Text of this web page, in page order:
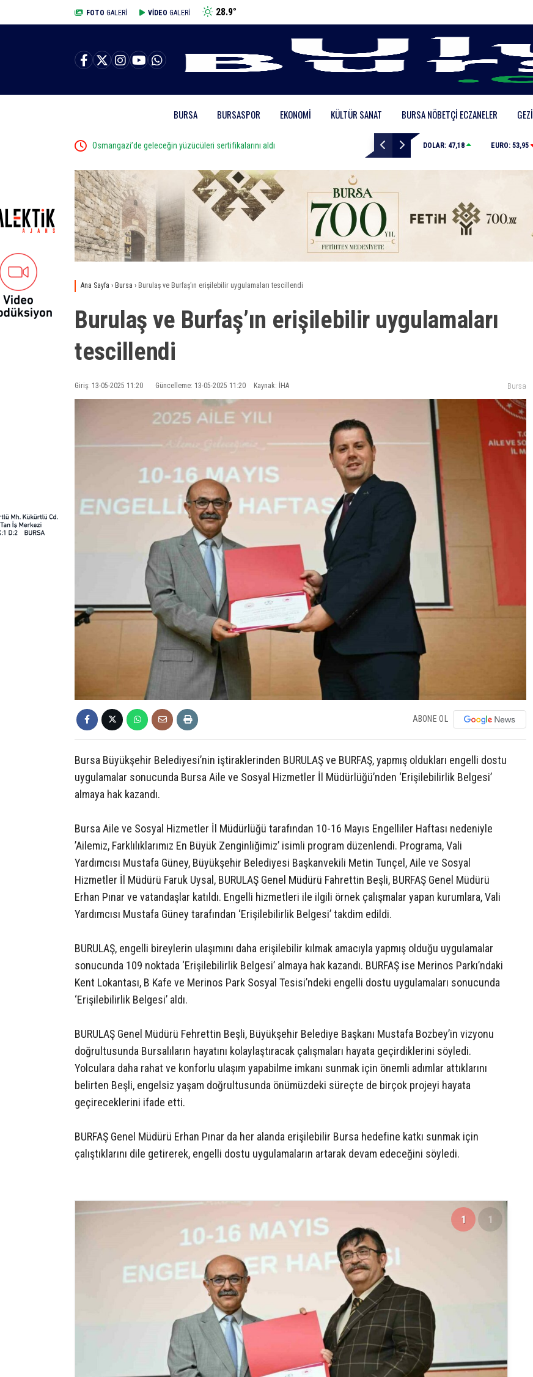
FOTO GALERİ VİDEO GALERİ 28.9°
BURSA BURSASPOR EKONOMI KÜLTÜR SANAT BURSA NÖBETÇI ECZANELER GEZI
Osmangazi’de geleceğin yüzücüleri sertifikalarını aldı Mustafa Keser’den müzik ve kahkaha dolu gece
DOLAR: 47,18 EURO: 53,95
Ana Sayfa › Bursa › Burulaş ve Burfaş’ın erişilebilir uygulamaları tescillendi
Burulaş ve Burfaş’ın erişilebilir uygulamaları
tescillendi
Giriş: 13-05-2025 11:20 Güncelleme: 13-05-2025 11:20 Kaynak: İHA Bursa
ABONE OL
Bursa Büyükşehir Belediyesi’nin iştiraklerinden BURULAŞ ve BURFAŞ, yapmış oldukları engelli dostu
uygulamalar sonucunda Bursa Aile ve Sosyal Hizmetler İl Müdürlüğü’nden ‘Erişilebilirlik Belgesi’
almaya hak kazandı.
Bursa Aile ve Sosyal Hizmetler İl Müdürlüğü tarafından 10-16 Mayıs Engelliler Haftası nedeniyle
’Ailemiz, Farklılıklarımız En Büyük Zenginliğimiz’ isimli program düzenlendi. Programa, Vali
Yardımcısı Mustafa Güney, Büyükşehir Belediyesi Başkanvekili Metin Tunçel, Aile ve Sosyal
Hizmetler İl Müdürü Faruk Uysal, BURULAŞ Genel Müdürü Fahrettin Beşli, BURFAŞ Genel Müdürü
Erhan Pınar ve vatandaşlar katıldı. Engelli hizmetleri ile ilgili örnek çalışmalar yapan kurumlara, Vali
Yardımcısı Mustafa Güney tarafından ‘Erişilebilirlik Belgesi’ takdim edildi.
BURULAŞ, engelli bireylerin ulaşımını daha erişilebilir kılmak amacıyla yapmış olduğu uygulamalar
sonucunda 109 noktada ‘Erişilebilirlik Belgesi’ almaya hak kazandı. BURFAŞ ise Merinos Parkı’ndaki
Kent Lokantası, B Kafe ve Merinos Park Sosyal Tesisi’ndeki engelli dostu uygulamaları sonucunda
‘Erişilebilirlik Belgesi’ aldı.
BURULAŞ Genel Müdürü Fehrettin Beşli, Büyükşehir Belediye Başkanı Mustafa Bozbey’in vizyonu
doğrultusunda Bursalıların hayatını kolaylaştıracak çalışmaları hayata geçirdiklerini söyledi.
Yolculara daha rahat ve konforlu ulaşım yapabilme imkanı sunmak için önemli adımlar attıklarını
belirten Beşli, engelsiz yaşam doğrultusunda önümüzdeki süreçte de birçok projeyi hayata
geçireceklerini ifade etti.
BURFAŞ Genel Müdürü Erhan Pınar da her alanda erişilebilir Bursa hedefine katkı sunmak için
çalıştıklarını dile getirerek, engelli dostu uygulamaların artarak devam edeceğini söyledi.
1 1